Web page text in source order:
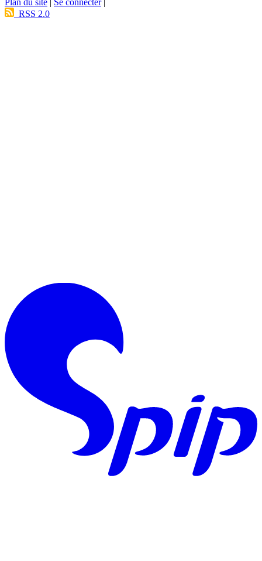
Plan du site Se connecter|
RSS 2.0